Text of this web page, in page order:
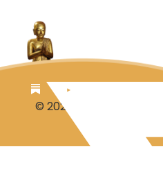
© 2026 Luc Aalbrecht